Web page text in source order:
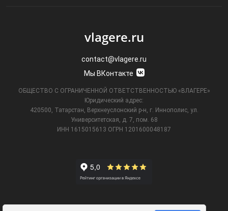
vlagere.ru
contact@vlagere.ru
Мы ВКонтакте
ОБЩЕСТВО С ОГРАНИЧЕННОЙ ОТВЕТСТВЕННОСТЬЮ «ВЛАГЕРЕ»
Юридический адрес:
420500, Татарстан, Верхнеуслонский р-н, г. Иннополис, ул.
Университетская,
д. 7, пом. 68
ИНН 1615015613 ОГРН 1201600048187